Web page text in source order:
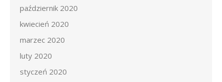
październik 2020
kwiecień 2020
marzec 2020
luty 2020
styczeń 2020